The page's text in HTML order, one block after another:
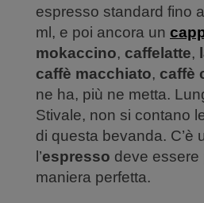
espresso standard fino
ml, e poi ancora un
mokaccino, caffelatte,
caffè macchiato, caffè
ne ha, più ne metta.
Stivale, non si contano
di questa bevanda. C’è
l’espresso deve essere
maniera perfetta.